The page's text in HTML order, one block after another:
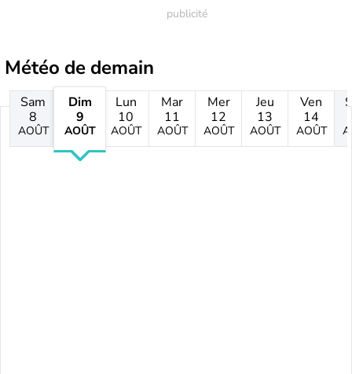
Météo de demain
Sam
8
AOÛT
Dim
9
AOÛT
Lun
10
AOÛT
Mar
11
AOÛT
Mer
12
AOÛT
Jeu
13
AOÛT
Ven
14
AOÛT